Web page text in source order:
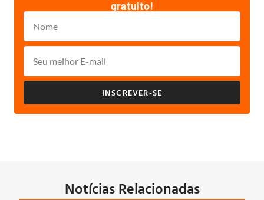
gratuito!
INSCREVER-SE
Notícias Relacionadas